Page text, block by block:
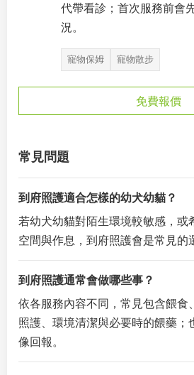
代帶看診；首次服務前會
況。
寵物保姆 寵物散步
免費報價
常見問題
到府照護適合怎樣的幼犬幼貓？
若幼犬幼貓對陌生環境較敏感，或
空間與作息，到府照護會是常見的
到府照護通常會做哪些事？
依各服務內容不同，常見包含餵食
照護、環境清潔與必要時的餵藥；
像回報。